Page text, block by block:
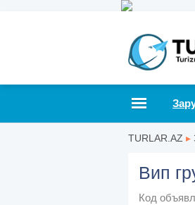
TURLAR.AZ ▸
Вип
Код